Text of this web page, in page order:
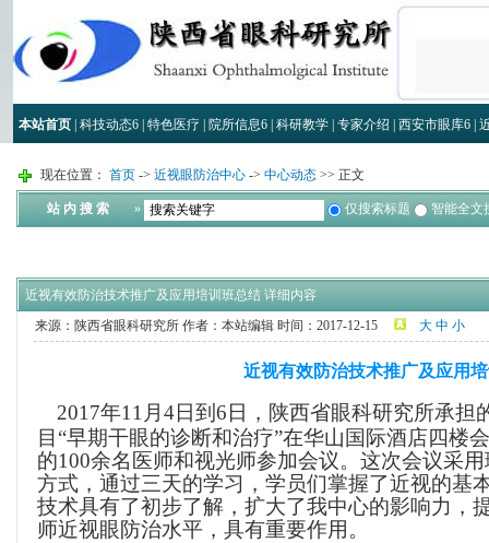
本站首页| 科技动态6| 特色医疗 院所信息6| 科研教学| 专家介绍 西安市眼库6|
现在位置： 首页 -> 近视眼防治中心 -> 中心动态 >> 正文
站 内 搜 索 » 仅搜索标题 智能全文
近视有效防治技术推广及应用培训班总结 详细内容
来源：陕西省眼科研究所 作者：本站编辑 时间：2017-12-15 大 中 小
近视有效防治技术推广及应用
2017年11月4日到6日，陕西省眼科研究所承担
目“早期干眼的诊断和治疗”在华山国际酒店四楼
的100余名医师和视光师参加会议。这次会议采
方式，通过三天的学习，学员们掌握了近视的基
技术具有了初步了解，扩大了我中心的影响力，
师近视眼防治水平，具有重要作用。